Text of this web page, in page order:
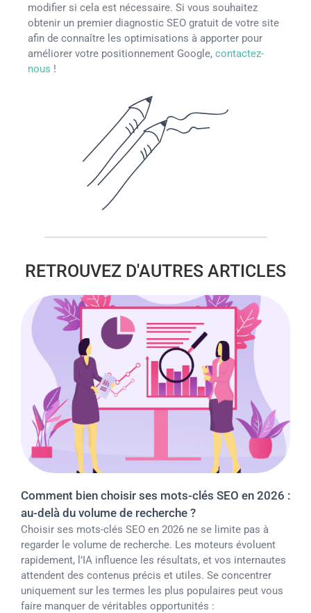
modifier si cela est nécessaire. Si vous souhaitez
obtenir un premier diagnostic SEO gratuit de votre site
afin de connaître les optimisations à apporter pour
améliorer votre positionnement Google, contactez-
nous !
RETROUVEZ D'AUTRES ARTICLES
Comment bien choisir ses mots-clés SEO en 2026 :
au-delà du volume de recherche ?
Choisir ses mots-clés SEO en 2026 ne se limite pas à
regarder le volume de recherche. Les moteurs évoluent
rapidement, l’IA influence les résultats, et vos internautes
attendent des contenus précis et utiles. Se concentrer
uniquement sur les termes les plus populaires peut vous
faire manquer de véritables opportunités :